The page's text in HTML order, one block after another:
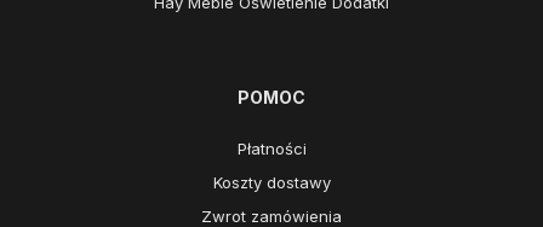
POMOC
Płatności
Koszty dostawy
Zwrot zamówienia